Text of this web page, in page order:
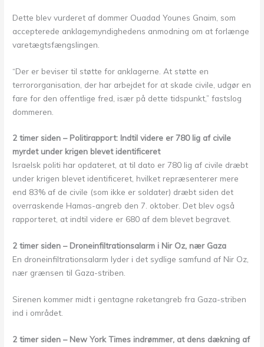
Dette blev vurderet af dommer Ouadad Younes Gnaim, som
accepterede anklagemyndighedens anmodning om at forlænge
varetægtsfængslingen.
“Der er beviser til støtte for anklagerne. At støtte en
terrororganisation, der har arbejdet for at skade civile, udgør en
fare for den offentlige fred, især på dette tidspunkt,” fastslog
dommeren.
2 timer siden – Politirapport: Indtil videre er 780 lig af civile
myrdet under krigen blevet identificeret
Israelsk politi har opdateret, at til dato er 780 lig af civile dræbt
under krigen blevet identificeret, hvilket repræsenterer mere
end 83% af de civile (som ikke er soldater) dræbt siden det
overraskende Hamas-angreb den 7. oktober. Det blev også
rapporteret, at indtil videre er 680 af dem blevet begravet.
2 timer siden – Droneinfiltrationsalarm i Nir Oz, nær Gaza
En droneinfiltrationsalarm lyder i det sydlige samfund af Nir Oz,
nær grænsen til Gaza-striben.
Sirenen kommer midt i gentagne raketangreb fra Gaza-striben
ind i området.
2 timer siden – New York Times indrømmer, at dens dækning af